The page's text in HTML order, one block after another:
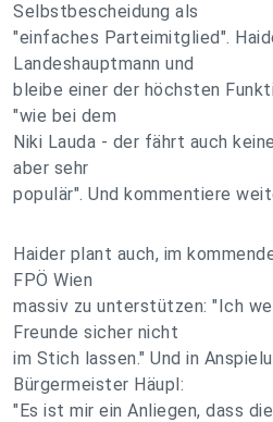
Selbstbescheidung als
"einfaches Parteimitglied".
Landeshauptmann und
bleibe einer der höchsten
"wie bei dem
Niki Lauda - der fährt auch
aber sehr
populär". Und kommentiere
Haider plant auch, im
FPÖ Wien
massiv zu unterstützen: "Ich
Freunde sicher nicht
im Stich lassen." Und in
Bürgermeister Häupl:
"Es ist mir ein Anliegen, dass